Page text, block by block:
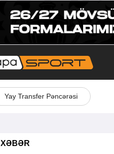
Yay Transfer Pəncərəsi
XƏBƏR